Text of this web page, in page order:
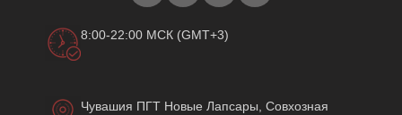
8:00-22:00 МСК (GMT+3)
Чувашия ПГТ Новые Лапсары, Совхозная